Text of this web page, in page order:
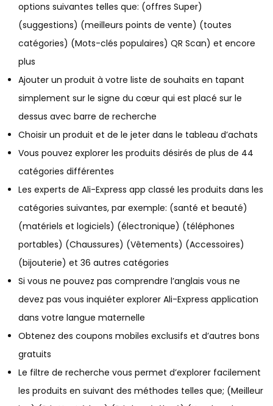
options suivantes telles que: (offres Super)
(suggestions) (meilleurs points de vente) (toutes
catégories) (Mots-clés populaires) QR Scan) et encore
plus
Ajouter un produit à votre liste de souhaits en tapant
simplement sur le signe du cœur qui est placé sur le
dessus avec barre de recherche
Choisir un produit et de le jeter dans le tableau d’achats
Vous pouvez explorer les produits désirés de plus de 44
catégories différentes
Les experts de Ali-Express app classé les produits dans les
catégories suivantes, par exemple: (santé et beauté)
(matériels et logiciels) (électronique) (téléphones
portables) (Chaussures) (Vêtements) (Accessoires)
(bijouterie) et 36 autres catégories
Si vous ne pouvez pas comprendre l’anglais vous ne
devez pas vous inquiéter explorer Ali-Express application
dans votre langue maternelle
Obtenez des coupons mobiles exclusifs et d’autres bons
gratuits
Le filtre de recherche vous permet d’explorer facilement
les produits en suivant des méthodes telles que; (Meilleur